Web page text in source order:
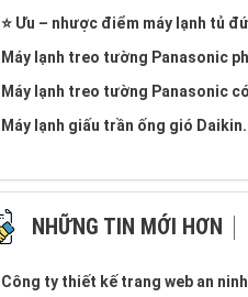
⭐ Ưu – nhược điểm máy lạnh tủ
Máy lạnh treo tường Panasonic
Máy lạnh treo tường Panasonic
Máy lạnh giấu trần ống gió
NHỮNG TIN MỚI HƠN
Công ty thiết kế trang web an